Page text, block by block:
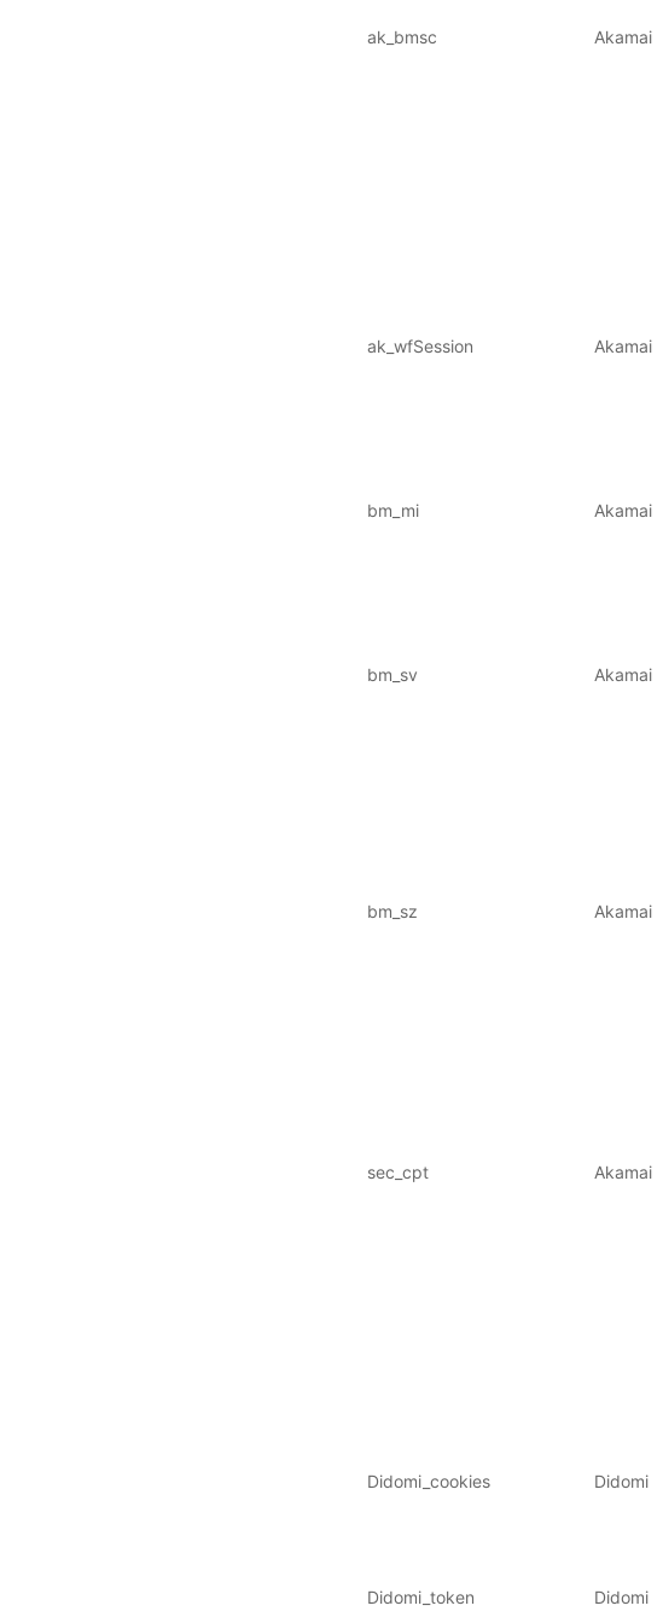
ak_bmsc Akamai
ak_wfSession Akamai
bm_mi Akamai
bm_sv Akamai
bm_sz Akamai
sec_cpt Akamai
Didomi_cookies Didomi
Didomi_token Didomi